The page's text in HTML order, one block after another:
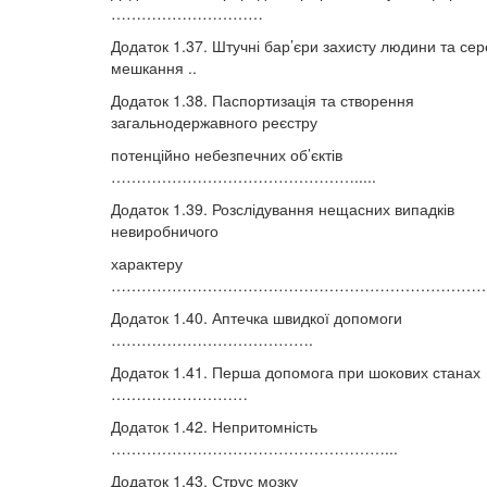
…………………………
Додаток 1.37. Штучні бар’єри захисту людини та
мешкання ..
Додаток 1.38. Паспортизація та створення
загальнодержавного реєстру
потенційно небезпечних об’єктів
………………………………………….....
Додаток 1.39. Розслідування нещасних випадків
невиробничого
характеру
Додаток 1.40. Аптечка швидкої допомоги
………………………………….
Додаток 1.41. Перша допомога при шокових станах
………………………
Додаток 1.42. Непритомність
………………………………………………...
Додаток 1.43. Струс мозку